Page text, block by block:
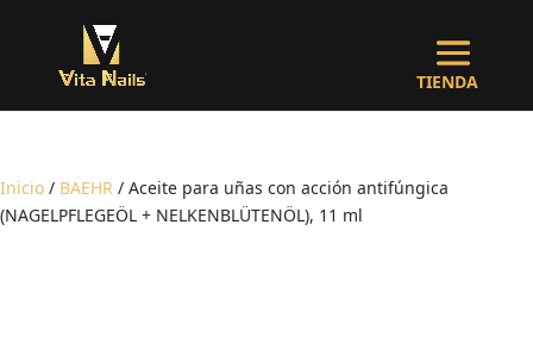
Inicio / BAEHR / Aceite para uñas con acción antifúngica
(NAGELPFLEGEÖL + NELKENBLÜTENÖL), 11 ml